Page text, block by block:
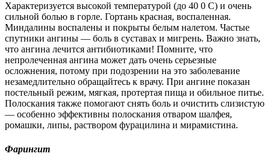
Характеризуется высокой температурой (до 40 0 С) и очень
сильной болью в горле. Гортань красная, воспаленная.
Миндалины воспалены и покрыты белым налетом. Частые
спутники ангины — боль в суставах и мигрень. Важно знать,
что ангина лечится антибиотиками! Помните, что
непролеченная ангина может дать очень серьезные
осложнения, потому при подозрении на это заболевание
незамедлительно обращайтесь к врачу. При ангине показан
постельный режим, мягкая, протертая пища и обильное питье.
Полоскания также помогают снять боль и очистить слизистую
— особенно эффективны полоскания отваром шалфея,
ромашки, липы, раствором фурацилина и мирамистина.
Фарингит